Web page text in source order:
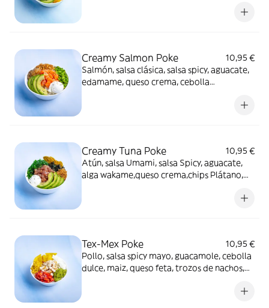
Creamy Salmon Poke
10,95 €
Salmón, salsa clásica, salsa spicy, aguacate,
edamame, queso crema, cebolla
Creamy Tuna Poke
10,95 €
Atún, salsa Umami, salsa Spicy, aguacate,
alga wakame,queso crema,chips Plátano,
Tex-Mex Poke
10,95 €
Pollo, salsa spicy mayo, guacamole, cebolla
dulce, maiz, queso feta, trozos de nachos,